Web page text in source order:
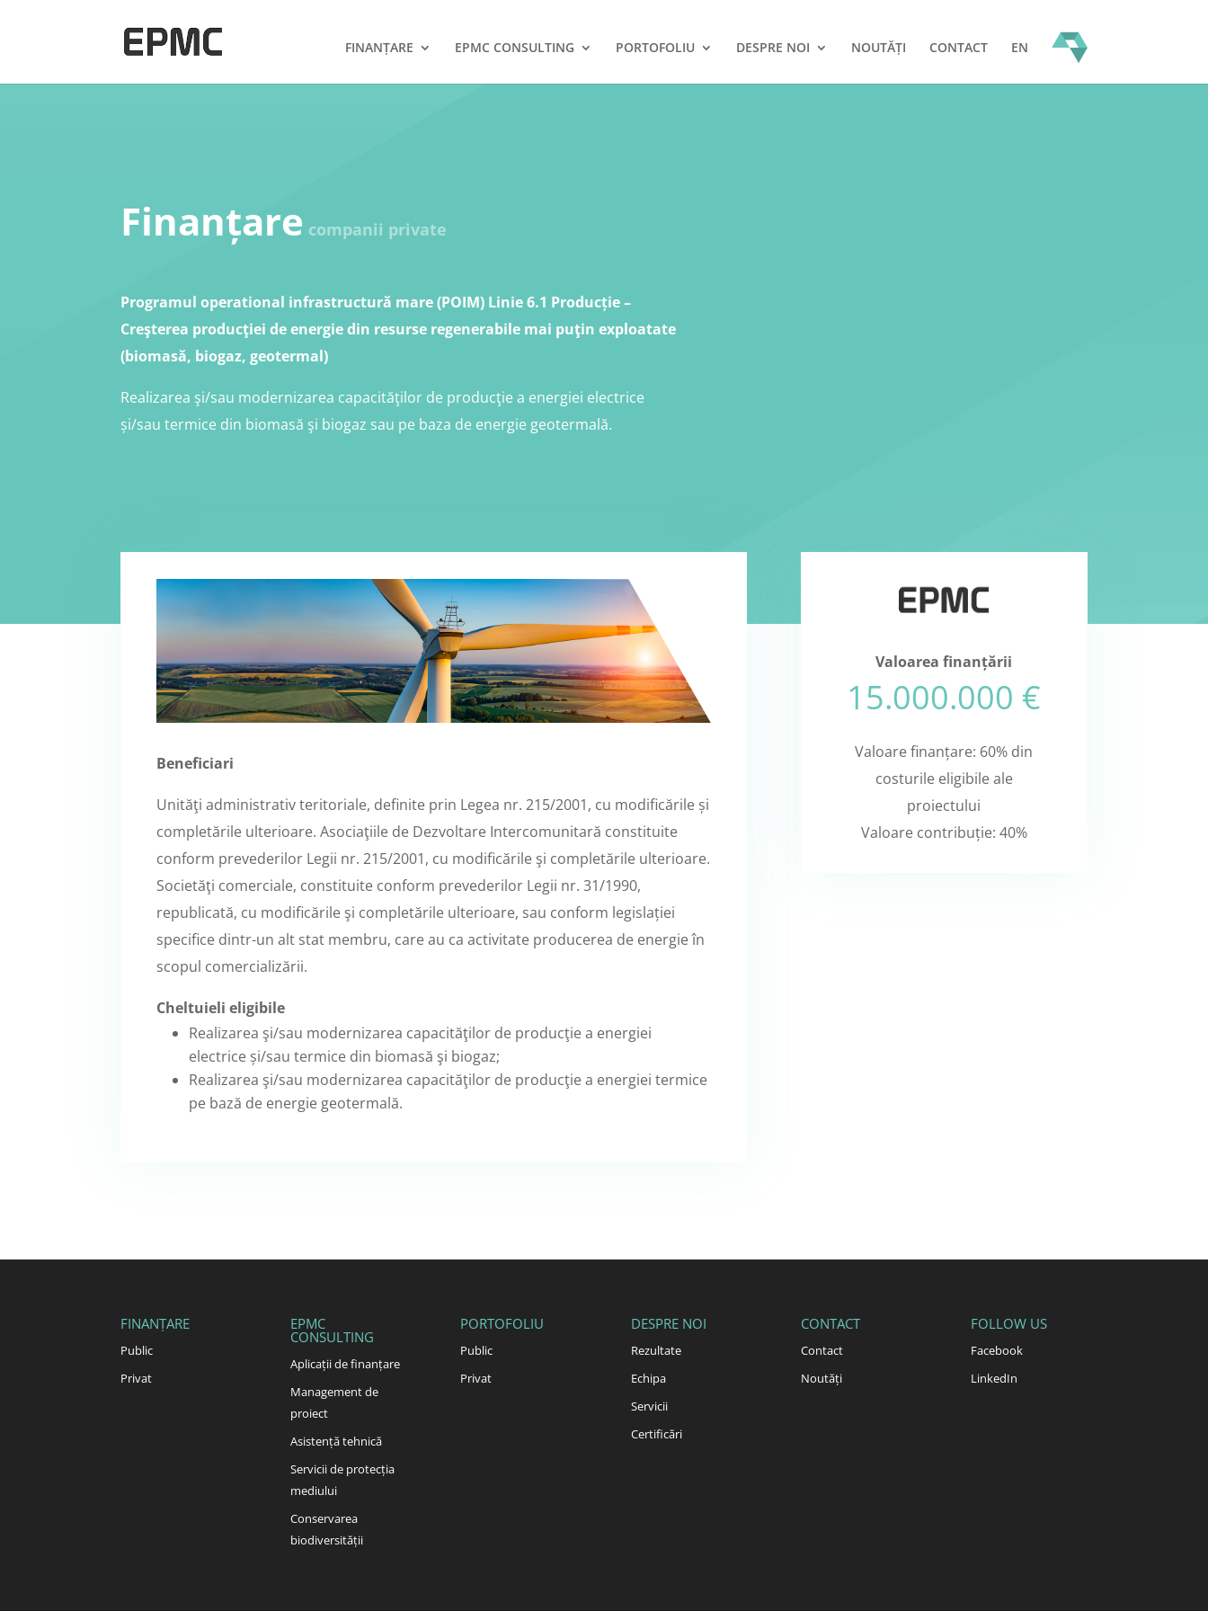
FINANȚARE EPMC CONSULTING PORTOFOLIU DESPRE NOI NOUTĂȚI CONTACT EN
Finanțare companii private
Programul operational infrastructură mare (POIM) Linie 6.1 Producție –
Creşterea producţiei de energie din resurse regenerabile mai puţin exploatate
(biomasă, biogaz, geotermal)
Realizarea şi/sau modernizarea capacităţilor de producţie a energiei electrice
și/sau termice din biomasă şi biogaz sau pe baza de energie geotermală.
Beneficiari
Unităţi administrativ teritoriale, definite prin Legea nr. 215/2001, cu modificările și
completările ulterioare. Asociaţiile de Dezvoltare Intercomunitară constituite
conform prevederilor Legii nr. 215/2001, cu modificările şi completările ulterioare.
Societăţi comerciale, constituite conform prevederilor Legii nr. 31/1990,
republicată, cu modificările şi completările ulterioare, sau conform legislației
specifice dintr-un alt stat membru, care au ca activitate producerea de energie în
scopul comercializării.
Cheltuieli eligibile
Realizarea şi/sau modernizarea capacităţilor de producţie a energiei
electrice și/sau termice din biomasă şi biogaz;
Realizarea şi/sau modernizarea capacităţilor de producţie a energiei termice
pe bază de energie geotermală.
Valoarea finanțării
15.000.000 €
Valoare finanțare: 60% din
costurile eligibile ale
proiectului
Valoare contribuție: 40%
FINANȚARE
Public
Privat
EPMC
CONSULTING
Aplicații de finanțare
Management de
proiect
Asistență tehnică
Servicii de protecția
mediului
Conservarea
biodiversității
PORTOFOLIU
Public
Privat
DESPRE NOI
Rezultate
Echipa
Servicii
Certificări
CONTACT
Contact
Noutăți
FOLLOW US
Facebook
LinkedIn